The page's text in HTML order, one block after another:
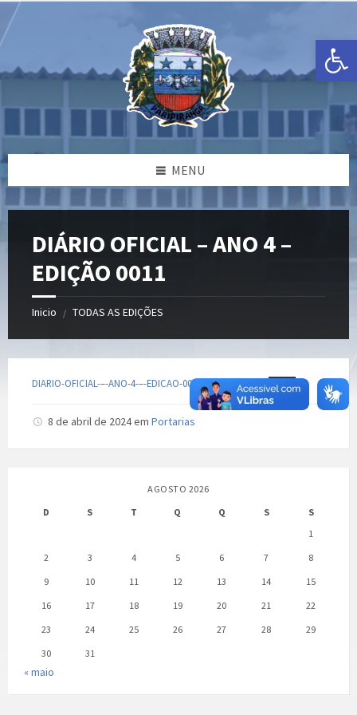
Open toolbar
Ir
para
o
conteúdo
Pular
para
a
barra
lateral
esquerda
Pular
para
o
rodapé
MENU
DIÁRIO OFICIAL – ANO 4 –
EDIÇÃO 0011
Inicio / TODAS AS EDIÇÕES
DIARIO-OFICIAL-–-ANO-4-–-EDICAO-0011-PARIPIRANGA Baixar
8 de abril de 2024em Portarias
AGOSTO 2026
D
S T Q Q S
S
1
2
3 4 5 6 7
8
9
10 11 12 13 14
15
16
17 18 19 20 21
22
23
24 25 26 27 28
29
30
31
« maio